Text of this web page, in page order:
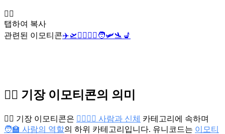
🧑‍✈️
탭하여 복사
관련된 이모티콘✈️🛫 👨‍✈️ 👩‍✈️ 🧑🛩️🛬 💺
🧑‍✈️ 기장 이모티콘의 의미
🧑‍✈️ 기장 이모티콘은 👩‍❤️‍💋‍👨 사람과 신체 카테고리에 속하며
🧑‍🏫 사람의 역할의 하위 카테고리입니다. 유니코드는 이모티